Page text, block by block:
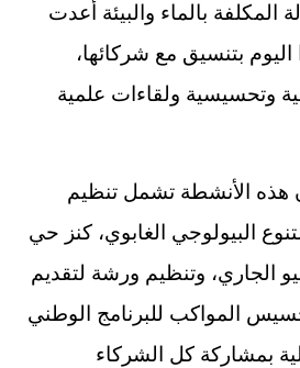
المكلفة بالماء والبيئة أعدت
اليوم بتنسيق مع شركائها،
وتحسيسية ولقاءات علمية
هذه الأنشطة تشمل تنظيم
البيولوجي الغابوي، كنز حي
يوم 7 يونيو الجاري، وتنظيم ورشة لتقديم
المواكب للبرنامج الوطني
بمشاركة كل الشركاء